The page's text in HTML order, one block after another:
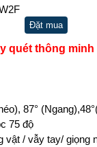
Đặt mua
quét thông minh
87°
75 độ
/ vẫy tay/ giọng